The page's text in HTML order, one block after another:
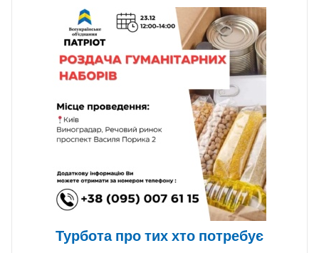
Турбота про тих хто потребує